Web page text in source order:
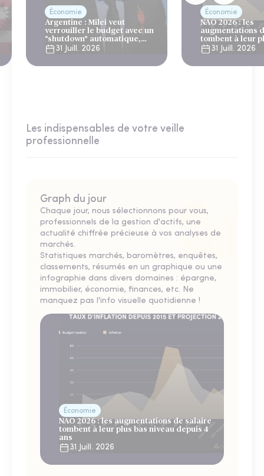
Économie
Argentine : Milei veut
verrouiller le budget avec un
"shutdown" automatique,
sous le regard bienveillant
du FMI
31 Juill. 2026
Économie
NAO 2026 : les
augmentations
tombent à leur
niveau depuis 4
31 Juill. 2026
Les indispensables de votre veille
professionnelle
Graph du jour
Chaque jour, nous sélectionnons pour vous,
professionnels de la gestion d'actifs, une
actualité chiffrée précieuse à vos analyses de
marchés.
Statistiques marchés, baromètres, enquêtes,
classements, résumés en un graphique ou une
infographie dans divers domaines : épargne,
immobilier, économie, finances, etc. Ne
manquez pas l'info visuelle quotidienne !
Économie
NAO 2026 : les augmentations de salaire
tombent à leur plus bas niveau depuis 4
ans
31 Juill. 2026